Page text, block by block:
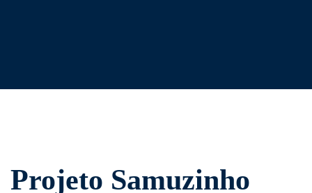
Projeto
Projeto Samuzinho